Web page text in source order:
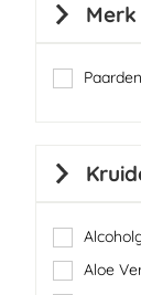
Merk
Aloe